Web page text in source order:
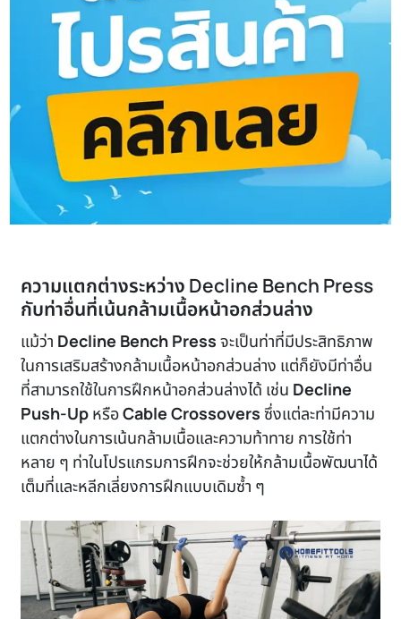
ความแตกต่างระหว่าง Decline Bench Press
กับท่าอื่นที่เน้นกล้ามเนื้อหน้าอกส่วนล่าง
แม้ว่า Decline Bench Press จะเป็นท่าที่มีประสิทธิภาพ
ในการเสริมสร้างกล้ามเนื้อหน้าอกส่วนล่าง แต่ก็ยังมีท่าอื่น
ที่สามารถใช้ในการฝึกหน้าอกส่วนล่างได้ เช่น Decline
Push-Up หรือCable Crossovers ซึ่งแต่ละท่ามีความ
แตกต่างในการเน้นกล้ามเนื้อและความท้าทาย การใช้ท่า
หลาย ๆ ท่าในโปรแกรมการฝึกจะช่วยให้กล้ามเนื้อพัฒนาได้
เต็มที่และหลีกเลี่ยงการฝึกแบบเดิมซ้ำ ๆ